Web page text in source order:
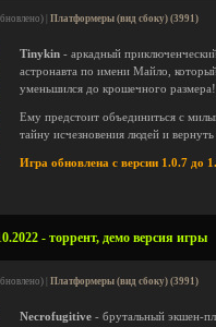
| Платформеры (вид сбоку) (3991)
Tinykin - аркадный
астронавта по имени Майло,
уменьшился до крошечного размера!
Ему предстоит объединиться с
тайну исчезновения людей и
Игра обновлена с версии 1.0.7 до
- торрент, демо версия игры
| Платформеры (вид сбоку) (3991)
Necrofugitive - брутальный экшен-